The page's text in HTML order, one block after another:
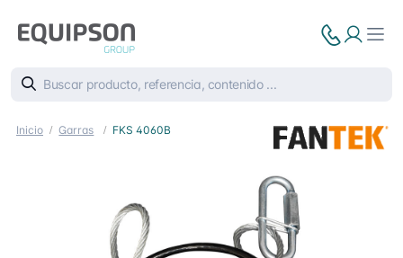
Inicio Garras FKS 4060B